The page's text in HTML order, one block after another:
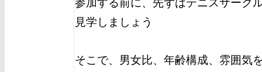
参加する前に、先ずはテニスサーク
見学しましょう
そこで、男女比、年齢構成、雰囲気